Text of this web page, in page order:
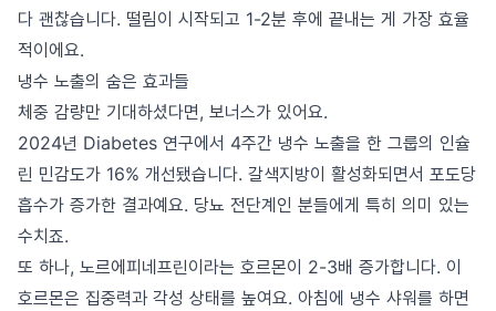
다 괜찮습니다. 떨림이 시작되고 1-2분 후에 끝내는 게 가장 효율
적이에요.
냉수 노출의 숨은 효과들
체중 감량만 기대하셨다면, 보너스가 있어요.
2024년 Diabetes 연구에서 4주간 냉수 노출을 한 그룹의 인슐
린 민감도가 16% 개선됐습니다. 갈색지방이 활성화되면서 포도당
흡수가 증가한 결과예요. 당뇨 전단계인 분들에게 특히 의미 있는
수치죠.
또 하나, 노르에피네프린이라는 호르몬이 2-3배 증가합니다. 이
호르몬은 집중력과 각성 상태를 높여요. 아침에 냉수 샤워를 하면